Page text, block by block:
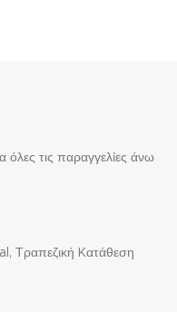
όλες τις παραγγελίες άνω
Τραπεζική Kατάθεση